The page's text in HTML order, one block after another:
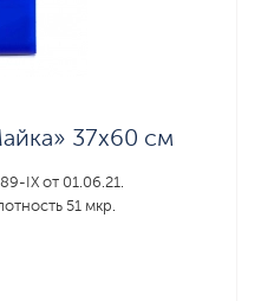
37х60 см
IX от 01.06.21.
51 мкр.